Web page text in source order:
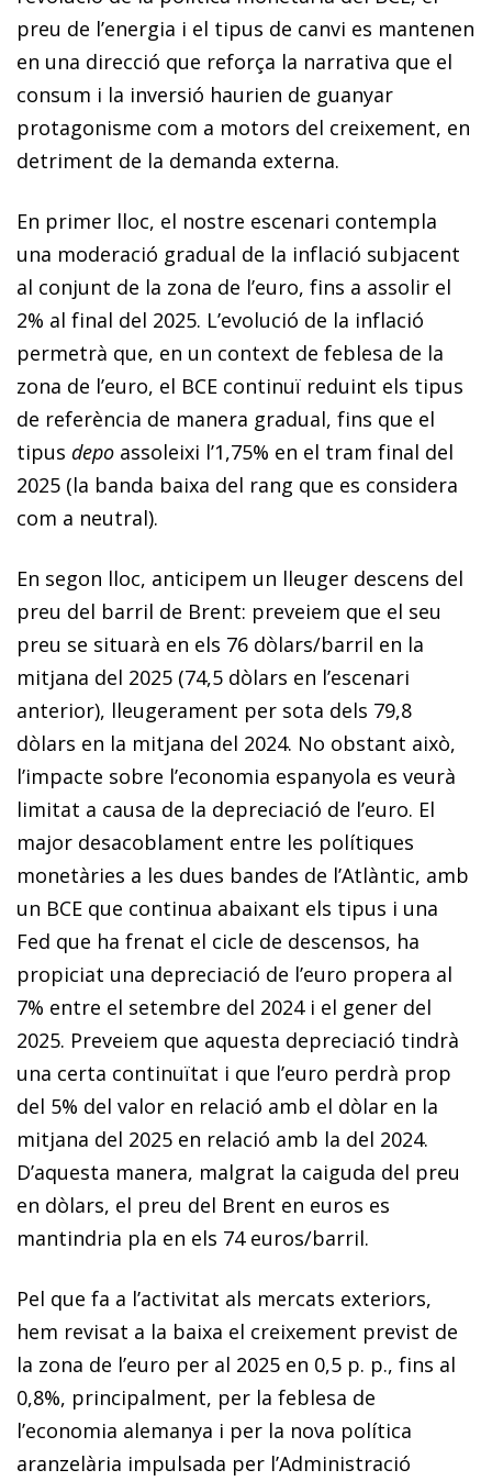
preu de l’energia i el tipus de canvi es mantenen
en una direcció que reforça la narrativa que el
consum i la inversió haurien de guanyar
protagonisme com a motors del creixement, en
detriment de la demanda externa.
En primer lloc, el nostre escenari contempla
una moderació gradual de la inflació subjacent
al conjunt de la zona de l’euro, fins a assolir el
2% al final del 2025. L’evolució de la inflació
permetrà que, en un context de feblesa de la
zona de l’euro, el BCE continuï reduint els tipus
de referència de manera gradual, fins que el
tipus depo assoleixi l’1,75% en el tram final del
2025 (la banda baixa del rang que es considera
com a neutral).
En segon lloc, anticipem un lleuger descens del
preu del barril de Brent: preveiem que el seu
preu se situarà en els 76 dòlars/barril en la
mitjana del 2025 (74,5 dòlars en l’escenari
anterior), lleugerament per sota dels 79,8
dòlars en la mitjana del 2024. No obstant això,
l’impacte sobre l’economia espanyola es veurà
limitat a causa de la depreciació de l’euro. El
major desacoblament entre les polítiques
monetàries a les dues bandes de l’Atlàntic, amb
un BCE que continua abaixant els tipus i una
Fed que ha frenat el cicle de descensos, ha
propiciat una depreciació de l’euro propera al
7% entre el setembre del 2024 i el gener del
2025. Preveiem que aquesta depreciació tindrà
una certa continuïtat i que l’euro perdrà prop
del 5% del valor en relació amb el dòlar en la
mitjana del 2025 en relació amb la del 2024.
D’aquesta manera, malgrat la caiguda del preu
en dòlars, el preu del Brent en euros es
mantindria pla en els 74 euros/barril.
Pel que fa a l’activitat als mercats exteriors,
hem revisat a la baixa el creixement previst de
la zona de l’euro per al 2025 en 0,5 p. p., fins al
0,8%, principalment, per la feblesa de
l’economia alemanya i per la nova política
aranzelària impulsada per l’Administració